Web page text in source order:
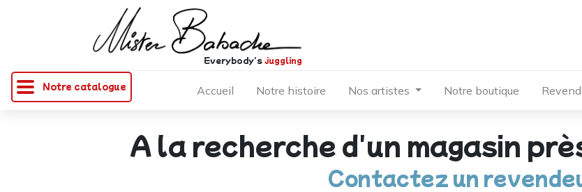
Notre catalogue
Everybody'sjuggling
Accueil Notre histoire Nos artistes Notre boutique
A la recherche d'un magasin
Contactez un